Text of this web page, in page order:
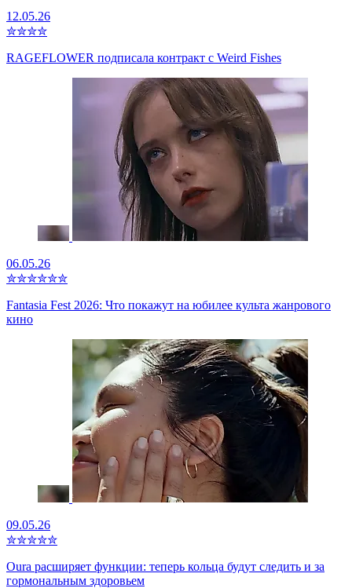
12.05.26
✮✮✮✮
RAGEFLOWER подписала контракт с Weird Fishes
06.05.26
✮✮✮✮✮✮
Fantasia Fest 2026: Что покажут на юбилее культа жанрового
кино
09.05.26
✮✮✮✮✮
Oura расширяет функции: теперь кольца будут следить и за
гормональным здоровьем